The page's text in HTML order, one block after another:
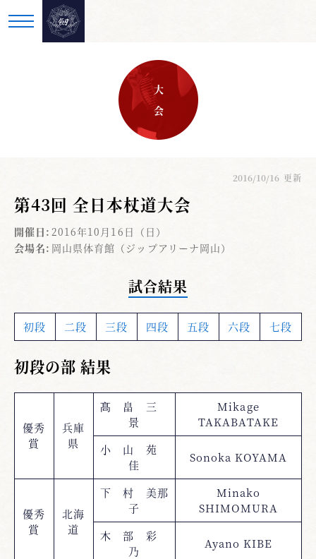
大 会
2016/10/16 更新
第43回 全日本杖道大会
開催日: 2016年10月16日（日）
会場名: 岡山県体育館（ジップアリーナ岡山）
試合結果
初段 二段 三段 四段 五段 六段 七段
初段の部 結果
優秀
賞
兵庫
県
髙 畠 三
景
Mikage
TAKABATAKE
小 山 苑
佳
Sonoka KOYAMA
優秀
賞
北海
道
下 村 美那
子
Minako
SHIMOMURA
木 部 彩
乃
Ayano KIBE